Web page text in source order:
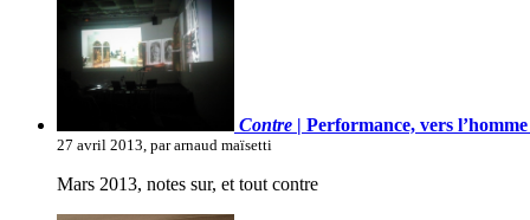
Contre | Performance, vers
27 avril 2013, par arnaud maïsetti
Mars 2013, notes sur, et tout contre